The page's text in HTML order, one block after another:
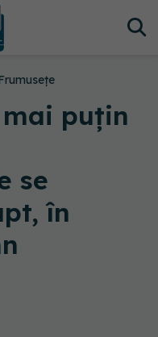
puțin
se
în